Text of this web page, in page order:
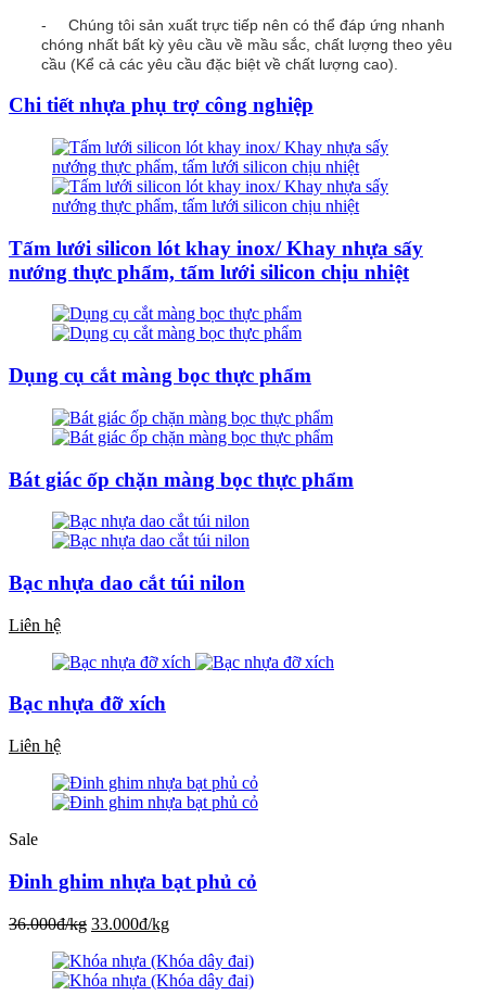
- Chúng tôi sản xuất trực tiếp nên có thể đáp ứng nhanh
chóng nhất bất kỳ yêu cầu về mầu sắc, chất lượng theo yêu
cầu (Kể cả các yêu cầu đặc biệt về chất lượng cao).
Chi tiết nhựa phụ trợ công nghiệp
Tấm lưới silicon lót khay inox/ Khay nhựa sấy
nướng thực phẩm, tấm lưới silicon chịu nhiệt
Dụng cụ cắt màng bọc thực phẩm
Bát giác ốp chặn màng bọc thực phẩm
Bạc nhựa dao cắt túi nilon
Liên hệ
Bạc nhựa đỡ xích
Liên hệ
Sale
Đinh ghim nhựa bạt phủ cỏ
36.000đ/kg 33.000đ/kg